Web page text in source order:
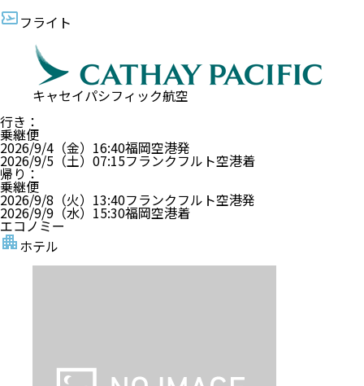
フライト
キャセイパシフィック航空
行き ：
乗継便
2026/9/4（金） 16:40福岡空港発
2026/9/5（土） 07:15フランクフルト空港着
帰り ：
乗継便
2026/9/8（火） 13:40フランクフルト空港発
2026/9/9（水） 15:30福岡空港着
エコノミー
ホテル